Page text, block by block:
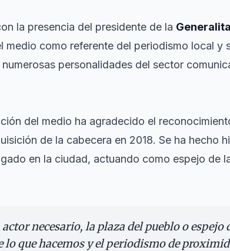
la presencia del presidente de la
medio como referente del periodismo local y
personalidades del sector
del medio ha agradecido el
de la cabecera en 2018. Se ha hecho
en la ciudad, actuando como espejo de
necesario, la plaza del pueblo o espejo
lo que hacemos y el periodismo de